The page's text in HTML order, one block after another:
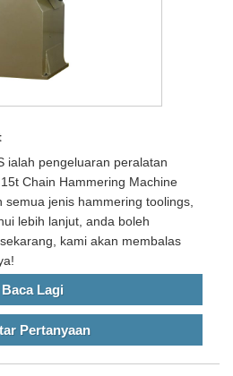
ialah pengeluaran peralatan
Chain Hammering Machine
jenis hammering toolings,
lebih lanjut, anda boleh
kami akan membalas
Baca Lagi
Pertanyaan